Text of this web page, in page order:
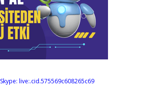
Skype: live:.cid.575569c608265c69